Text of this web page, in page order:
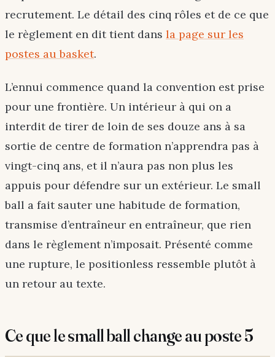
recrutement. Le détail des cinq rôles et de ce que
le règlement en dit tient dans la page sur les
postes au basket.
L’ennui commence quand la convention est prise
pour une frontière. Un intérieur à qui on a
interdit de tirer de loin de ses douze ans à sa
sortie de centre de formation n’apprendra pas à
vingt-cinq ans, et il n’aura pas non plus les
appuis pour défendre sur un extérieur. Le small
ball a fait sauter une habitude de formation,
transmise d’entraîneur en entraîneur, que rien
dans le règlement n’imposait. Présenté comme
une rupture, le positionless ressemble plutôt à
un retour au texte.
Ce que le small ball change au poste 5